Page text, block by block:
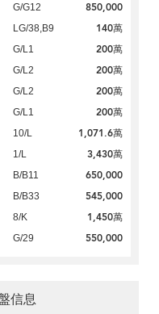
G/G12 850,000
LG/38,B9 140萬
G/L1 200萬
G/L2 200萬
G/L2 200萬
G/L1 200萬
10/L 1,071.6萬
1/L 3,430萬
B/B11 650,000
B/B33 545,000
8/K 1,450萬
G/29 550,000
信息